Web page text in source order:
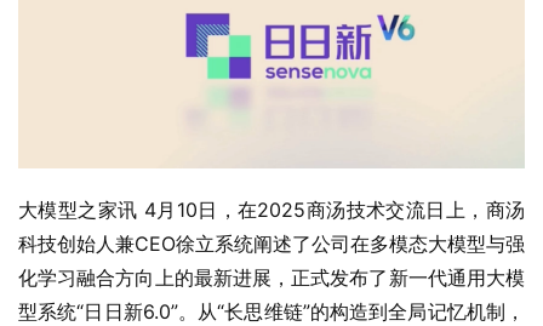
大模型之家讯 4月10日，在2025商汤技术交流日上，商汤
科技创始人兼CEO徐立系统阐述了公司在多模态大模型与强
化学习融合方向上的最新进展，正式发布了新一代通用大模
型系统“日日新6.0”。从“长思维链”的构造到全局记忆机制，